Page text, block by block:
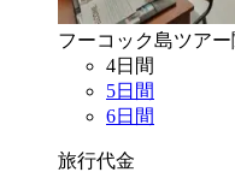
フーコック島ツアー
4日間
5日間
6日間
旅行代金